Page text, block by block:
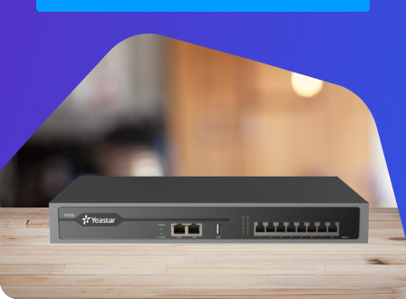
SBC